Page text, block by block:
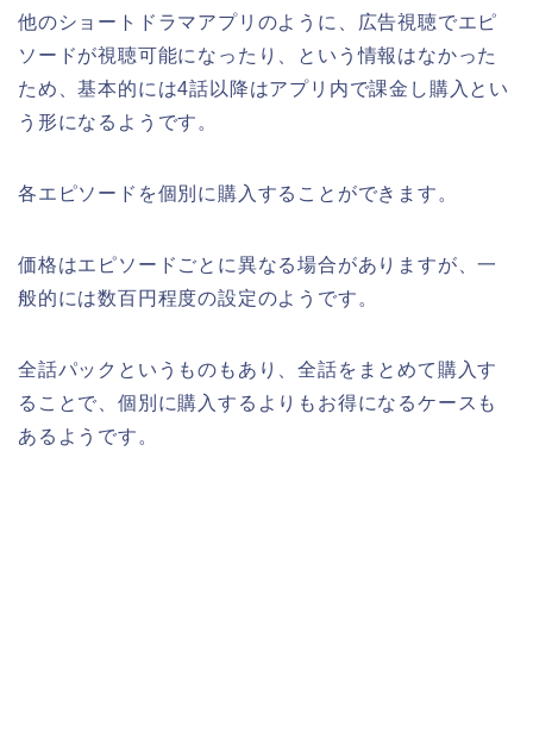
他のショートドラマアプリのように、広告視聴でエピ
ソードが視聴可能になったり、という情報はなかった
ため、基本的には4話以降はアプリ内で課金し購入とい
う形になるようです。
各エピソードを個別に購入することができます。
価格はエピソードごとに異なる場合がありますが、一
般的には数百円程度の設定のようです。
全話パックというものもあり、全話をまとめて購入す
ることで、個別に購入するよりもお得になるケースも
あるようです。